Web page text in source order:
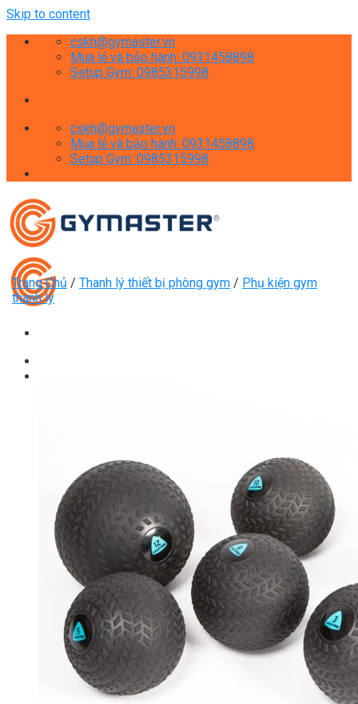
Skip to content
cskh@gymaster.vn
Mua lẻ và bảo hành: 0931458898
Setup Gym: 0985315998
cskh@gymaster.vn
Mua lẻ và bảo hành: 0931458898
Setup Gym: 0985315998
Xe Đạp Tập Thể Dục
Xe đạp ngồi có tựa lưng
Máy Trượt Tuyết
Máy Chèo Thuyền
Máy Leo Cầu Thang
Máy Rung Bụng
Máy tập phục hồi chức năng
Thiết Bị Phòng Gym chuyên dụng
Máy Khối Tập Với Cáp
Máy khối đa năng
Robot
Ghế Tập Đa Năng
Khung Tập Tạ Rời
Dàn Tập Thể Lực 360
Máy tập Home Gym
Dụng Cụ Tập Gym
Trang Chủ / Thanh lý thiết bị phòng gym / Phụ kiện gym
thanh lý